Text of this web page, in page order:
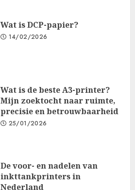
Wat is DCP-papier?
14/02/2026
Wat is de beste A3-printer?
Mijn zoektocht naar ruimte,
precisie en betrouwbaarheid
25/01/2026
De voor- en nadelen van
inkttankprinters in
Nederland